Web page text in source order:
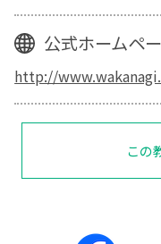
公式ホームペ
http://
この